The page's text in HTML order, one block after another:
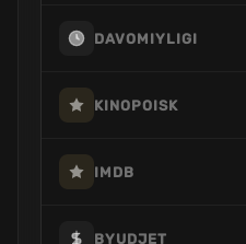
DAVOMIYLIGI
KINOPOISK
IMDB
BYUDJET